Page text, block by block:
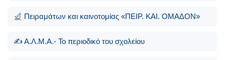
Πειραμάτων και καινοτομίας «ΠΕΙΡ. ΚΑΙ. ΟΜΑΔΟΝ»
✍️ Α.Λ.Μ.Α.- Το περιοδικό του σχολείου